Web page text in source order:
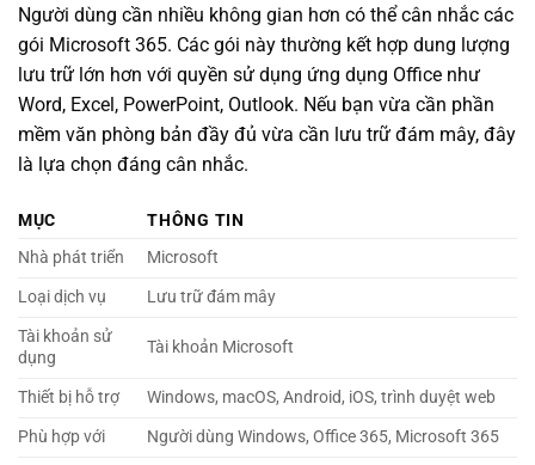
Người dùng cần nhiều không gian hơn có thể cân nhắc các
gói Microsoft 365. Các gói này thường kết hợp dung lượng
lưu trữ lớn hơn với quyền sử dụng ứng dụng Office như
Word, Excel, PowerPoint, Outlook. Nếu bạn vừa cần phần
mềm văn phòng bản đầy đủ vừa cần lưu trữ đám mây, đây
là lựa chọn đáng cân nhắc.
MỤC
THÔNG TIN
Nhà phát triển
Microsoft
Loại dịch vụ
Lưu trữ đám mây
Tài khoản sử
dụng
Tài khoản Microsoft
Thiết bị hỗ trợ
Windows, macOS, Android, iOS, trình duyệt web
Phù hợp với
Người dùng Windows, Office 365, Microsoft 365